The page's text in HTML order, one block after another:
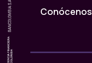
Conócenos